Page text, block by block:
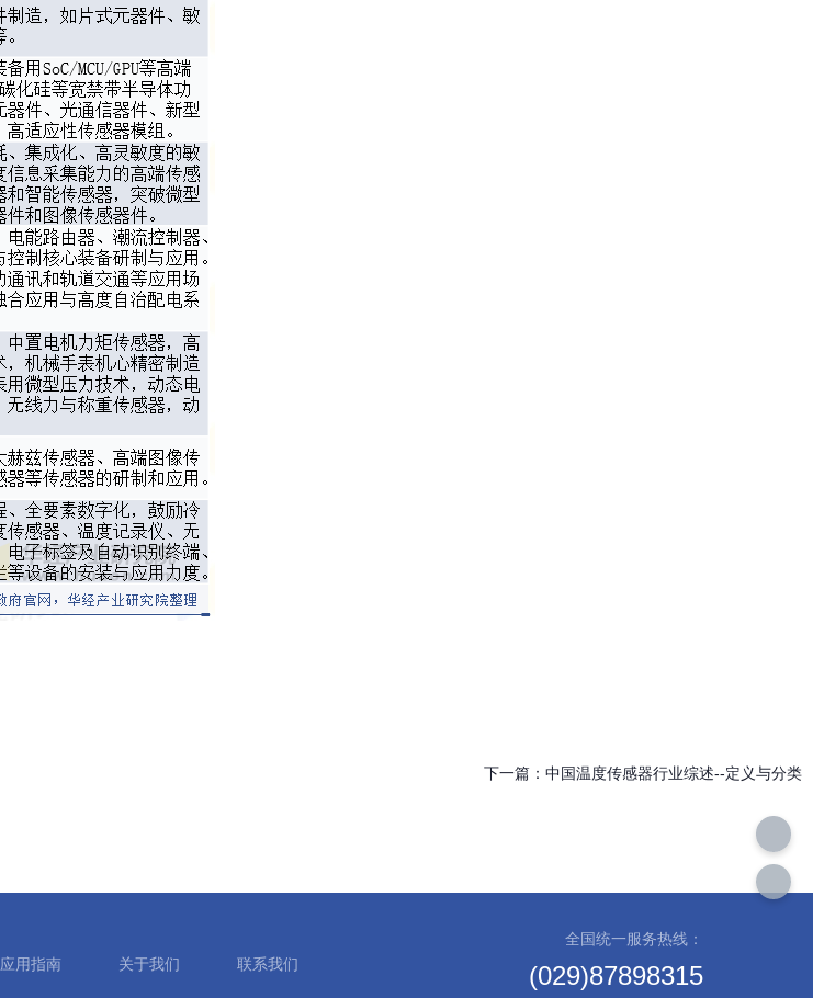
下一篇： 中国温度传感器行业综述--定义与分类
应用指南 关于我们 联系我们
全国统一服务热线：
(029)87898315